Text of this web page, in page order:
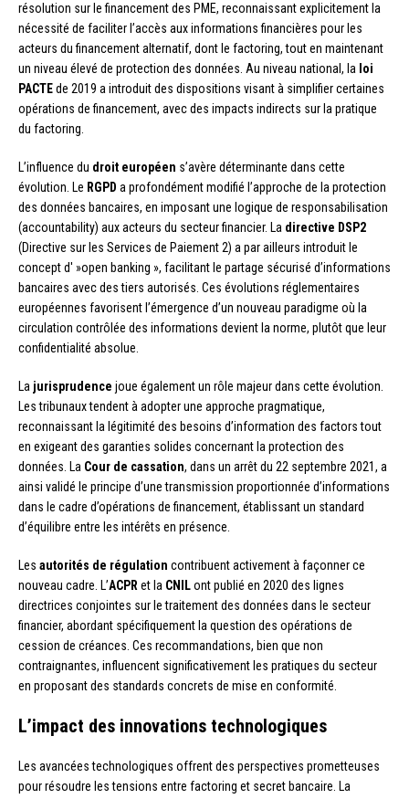
résolution sur le financement des PME, reconnaissant explicitement la
nécessité de faciliter l’accès aux informations financières pour les
acteurs du financement alternatif, dont le factoring, tout en maintenant
un niveau élevé de protection des données. Au niveau national, la loi
PACTEde 2019 a introduit des dispositions visant à simplifier certaines
opérations de financement, avec des impacts indirects sur la pratique
du factoring.
L’influence du droit européen s’avère déterminante dans cette
évolution. Le RGPD a profondément modifié l’approche de la protection
des données bancaires, en imposant une logique de responsabilisation
(accountability) aux acteurs du secteur financier. La directive DSP2
(Directive sur les Services de Paiement 2) a par ailleurs introduit le
concept d' »open banking », facilitant le partage sécurisé d’informations
bancaires avec des tiers autorisés. Ces évolutions réglementaires
européennes favorisent l’émergence d’un nouveau paradigme où la
circulation contrôlée des informations devient la norme, plutôt que leur
confidentialité absolue.
La jurisprudence joue également un rôle majeur dans cette évolution.
Les tribunaux tendent à adopter une approche pragmatique,
reconnaissant la légitimité des besoins d’information des factors tout
en exigeant des garanties solides concernant la protection des
données. La Cour de cassation, dans un arrêt du 22 septembre 2021, a
ainsi validé le principe d’une transmission proportionnée d’informations
dans le cadre d’opérations de financement, établissant un standard
d’équilibre entre les intérêts en présence.
Les autorités de régulation contribuent activement à façonner ce
nouveau cadre. L’ACPRet la CNILont publié en 2020 des lignes
directrices conjointes sur le traitement des données dans le secteur
financier, abordant spécifiquement la question des opérations de
cession de créances. Ces recommandations, bien que non
contraignantes, influencent significativement les pratiques du secteur
en proposant des standards concrets de mise en conformité.
L’impact des innovations technologiques
Les avancées technologiques offrent des perspectives prometteuses
pour résoudre les tensions entre factoring et secret bancaire. La